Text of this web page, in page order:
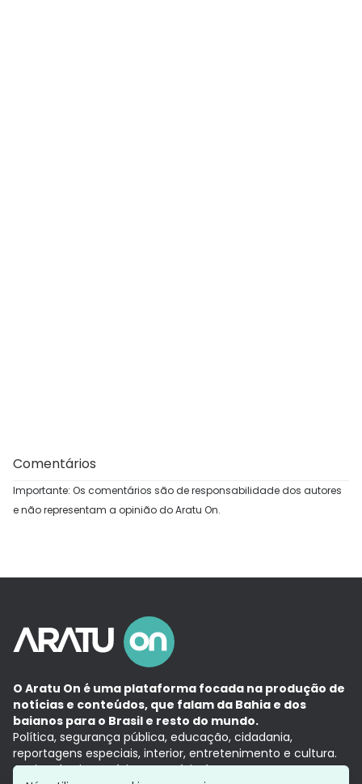
Comentários
Importante: Os comentários são de responsabilidade dos autores
e não representam a opinião do Aratu On.
O Aratu On é uma plataforma focada na produção de
notícias e conteúdos, que falam da Bahia e dos
baianos para o Brasil e resto do mundo.
Política, segurança pública, educação, cidadania,
reportagens especiais, interior, entretenimento e cultura.
Aqui, tudo vira notícia e a notícia é no tempo presente,